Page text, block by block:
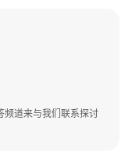
频道来与我们联系探讨